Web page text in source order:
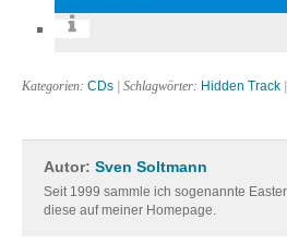
Kategorien: CDs | Schlagwörter: Hidden Track
Autor: Sven Soltmann
Seit 1999 sammle ich sogenannte
diese auf meiner Homepage.